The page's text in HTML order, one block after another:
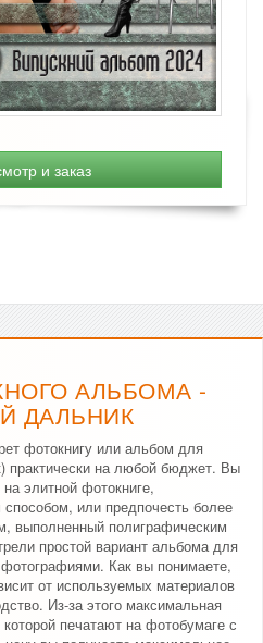
и заказ
АЛЬБОМА -
ДАЛЬНИК
фотокнигу или альбом для
практически на любой бюджет. Вы
элитной фотокниге,
или предпочесть более
выполненный полиграфическим
простой вариант альбома для
Как вы понимаете,
от используемых материалов
Из-за этого максимальная
печатают на фотобумаге с